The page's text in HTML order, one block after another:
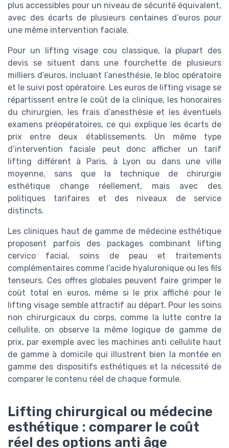
plus accessibles pour un niveau de sécurité équivalent,
avec des écarts de plusieurs centaines d’euros pour
une même intervention faciale.
Pour un lifting visage cou classique, la plupart des
devis se situent dans une fourchette de plusieurs
milliers d’euros, incluant l’anesthésie, le bloc opératoire
et le suivi post opératoire. Les euros de lifting visage se
répartissent entre le coût de la clinique, les honoraires
du chirurgien, les frais d’anesthésie et les éventuels
examens préopératoires, ce qui explique les écarts de
prix entre deux établissements. Un même type
d’intervention faciale peut donc afficher un tarif
lifting différent à Paris, à Lyon ou dans une ville
moyenne, sans que la technique de chirurgie
esthétique change réellement, mais avec des
politiques tarifaires et des niveaux de service
distincts.
Les cliniques haut de gamme de médecine esthétique
proposent parfois des packages combinant lifting
cervico facial, soins de peau et traitements
complémentaires comme l’acide hyaluronique ou les fils
tenseurs. Ces offres globales peuvent faire grimper le
coût total en euros, même si le prix affiché pour le
lifting visage semble attractif au départ. Pour les soins
non chirurgicaux du corps, comme la lutte contre la
cellulite, on observe la même logique de gamme de
prix, par exemple avec les machines anti cellulite haut
de gamme à domicile qui illustrent bien la montée en
gamme des dispositifs esthétiques et la nécessité de
comparer le contenu réel de chaque formule.
Lifting chirurgical ou médecine
esthétique : comparer le coût
réel des options anti âge